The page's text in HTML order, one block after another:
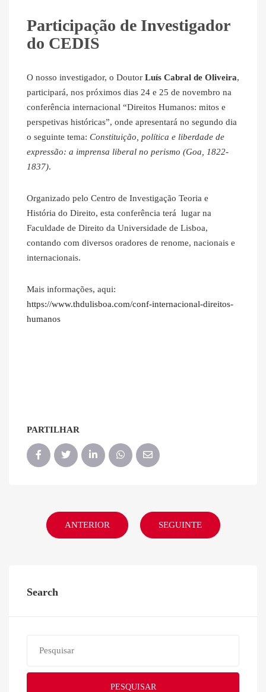
Participação de Investigador
do CEDIS
O nosso investigador, o Doutor Luís Cabral de Oliveira,
participará, nos próximos dias 24 e 25 de novembro na
conferência internacional “Direitos Humanos: mitos e
perspetivas históricas”, onde apresentará no segundo dia
o seguinte tema: Constituição, política e liberdade de
expressão: a imprensa liberal no perismo (Goa, 1822-
1837).
Organizado pelo Centro de Investigação Teoria e
História do Direito, esta conferência terá lugar na
Faculdade de Direito da Universidade de Lisboa,
contando com diversos oradores de renome, nacionais e
internacionais.
Mais informações, aqui:
https://www.thdulisboa.com/conf-internacional-direitos-
humanos
PARTILHAR
ANTERIOR SEGUINTE
Search
PESQUISAR